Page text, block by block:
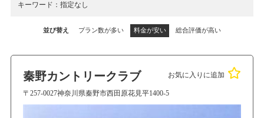
キーワード：指定なし
並び替え プラン数が多い 料金が安い 総合評価が高い
秦野カントリークラブ
〒257-0027神奈川県秦野市西田原花見平1400-5
お気に入りに追加